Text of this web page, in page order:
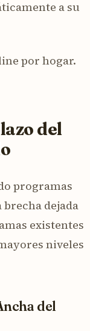
a su
por hogar.
del
programas
dejada
existentes
niveles
del